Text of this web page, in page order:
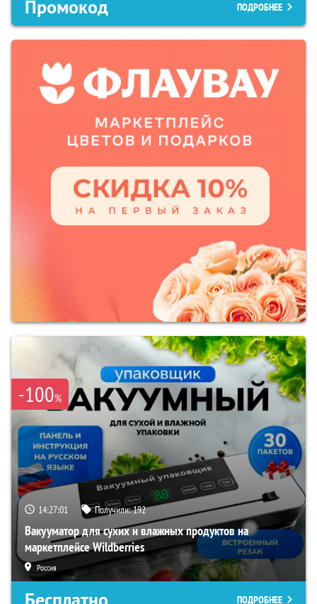
Промокод ПОДРОБНЕЕ
-100%
14:27:00 Получили:192
Вакууматор для сухих и влажных продуктов на
маркетплейсе Wildberries
Россия
ПОДРОБНЕЕ